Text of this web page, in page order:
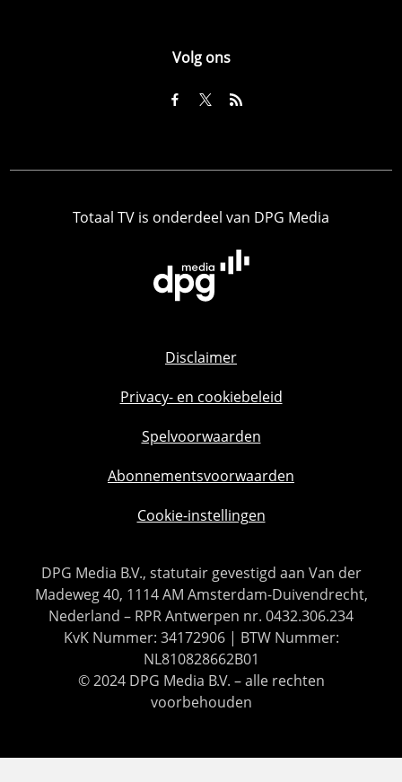
Volg ons
Totaal TV is onderdeel van DPG Media
Disclaimer
Privacy- en cookiebeleid
Spelvoorwaarden
Abonnementsvoorwaarden
Cookie-instellingen
DPG Media B.V., statutair gevestigd aan Van der
Madeweg 40, 1114 AM Amsterdam-Duivendrecht,
Nederland – RPR Antwerpen nr. 0432.306.234
KvK Nummer: 34172906 | BTW Nummer:
NL810828662B01
© 2024 DPG Media B.V. – alle rechten
voorbehouden